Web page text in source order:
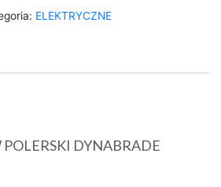
ELEKTRYCZNE
DYNABRADE